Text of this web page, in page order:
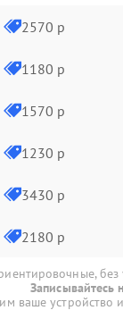
2570 р
1180 р
1570 р
1230 р
3430 р
2180 р
без
Записывайтесь
ваше устройство